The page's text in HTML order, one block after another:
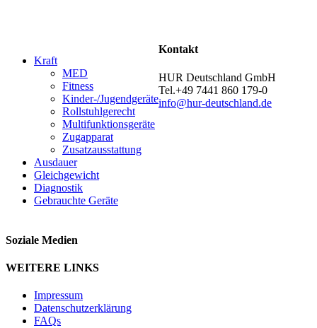
Kraft
MED
Fitness
Kinder-/Jugendgeräte
Rollstuhlgerecht
Multifunktionsgeräte
Zugapparat
Zusatzausstattung
Ausdauer
Gleichgewicht
Diagnostik
Gebrauchte Geräte
Kontakt
HUR Deutschland GmbH
Tel.+49 7441 860 179-0
info@hur-deutschland.de
Soziale Medien
WEITERE LINKS
Impressum
Datenschutzerklärung
FAQs